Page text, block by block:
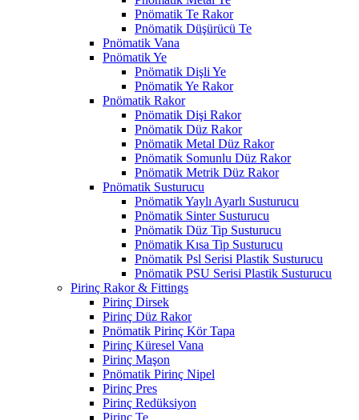
Pnömatik Te Rakor
Pnömatik Düşürücü Te
Pnömatik Vana
Pnömatik Ye
Pnömatik Dişli Ye
Pnömatik Ye Rakor
Pnömatik Rakor
Pnömatik Dişi Rakor
Pnömatik Düz Rakor
Pnömatik Metal Düz Rakor
Pnömatik Somunlu Düz Rakor
Pnömatik Metrik Düz Rakor
Pnömatik Susturucu
Pnömatik Yaylı Ayarlı Susturucu
Pnömatik Sinter Susturucu
Pnömatik Düz Tip Susturucu
Pnömatik Kısa Tip Susturucu
Pnömatik Psl Serisi Plastik Susturucu
Pnömatik PSU Serisi Plastik Susturucu
Pirinç Rakor & Fittings
Pirinç Dirsek
Pirinç Düz Rakor
Pnömatik Pirinç Kör Tapa
Pirinç Küresel Vana
Pirinç Maşon
Pnömatik Pirinç Nipel
Pirinç Pres
Pirinç Redüksiyon